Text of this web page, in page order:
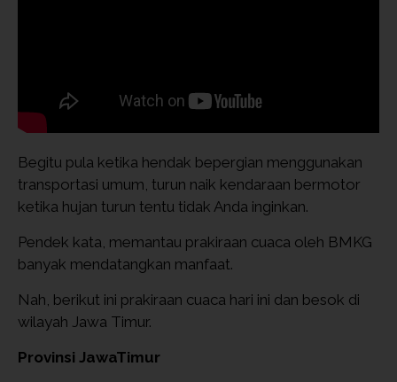
Begitu pula ketika hendak bepergian menggunakan
transportasi umum, turun naik kendaraan bermotor
ketika hujan turun tentu tidak Anda inginkan.
Pendek kata, memantau prakiraan cuaca oleh BMKG
banyak mendatangkan manfaat.
Nah, berikut ini prakiraan cuaca hari ini dan besok di
wilayah Jawa Timur.
Provinsi JawaTimur